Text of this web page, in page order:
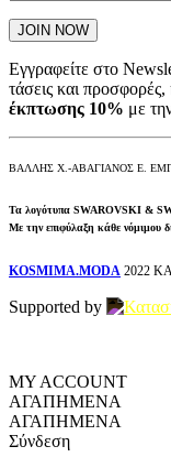
Εγγραφείτε στο
τάσεις και
έκπτωσης 10% με
ΒΑΛΛΗΣ Χ.-ΑΒΑΓΙΑΝΟΣ Ε.
Τα λογότυπα SWAROVSKI &
Με την επιφύλαξη κάθε νόμιμου
KOSMIMA.MODA 2022
Supported by
MY ACCOUNT
ΑΓΑΠΗΜΕΝΑ
ΑΓΑΠΗΜΕΝΑ
Σύνδεση